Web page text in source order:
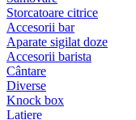
Storcatoare citrice
Accesorii bar
Aparate sigilat doze
Accesorii barista
Cântare
Diverse
Knock box
Latiere